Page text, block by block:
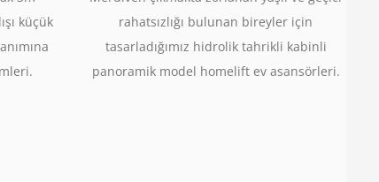
küçük
rahatsızlığı bulunan bireyler için
tasarladığımız hidrolik tahrikli kabinli
panoramik model homelift ev asansörleri.